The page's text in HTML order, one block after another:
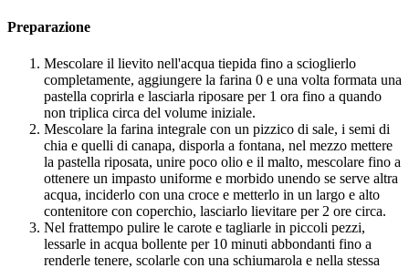
Preparazione
Mescolare il lievito nell'acqua tiepida fino a scioglierlo
completamente, aggiungere la farina 0 e una volta formata una
pastella coprirla e lasciarla riposare per 1 ora fino a quando
non triplica circa del volume iniziale.
Mescolare la farina integrale con un pizzico di sale, i semi di
chia e quelli di canapa, disporla a fontana, nel mezzo mettere
la pastella riposata, unire poco olio e il malto, mescolare fino a
ottenere un impasto uniforme e morbido unendo se serve altra
acqua, inciderlo con una croce e metterlo in un largo e alto
contenitore con coperchio, lasciarlo lievitare per 2 ore circa.
Nel frattempo pulire le carote e tagliarle in piccoli pezzi,
lessarle in acqua bollente per 10 minuti abbondanti fino a
renderle tenere, scolarle con una schiumarola e nella stessa